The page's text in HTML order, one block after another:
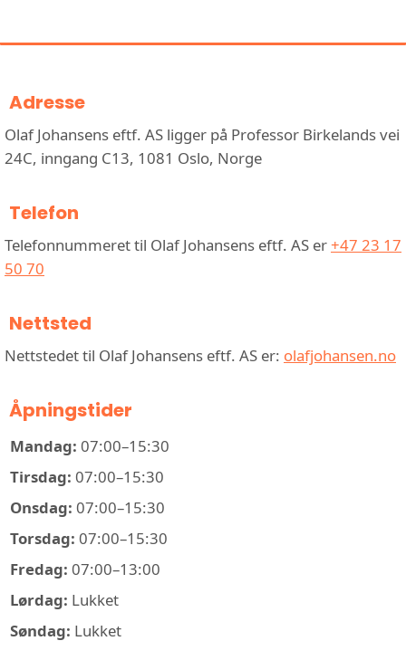
Adresse
Olaf Johansens eftf. AS ligger på Professor Birkelands vei
24C, inngang C13, 1081 Oslo, Norge
Telefon
Telefonnummeret til Olaf Johansens eftf. AS er+47 23 17
50 70
Nettsted
Nettstedet til Olaf Johansens eftf. AS er: olafjohansen.no
Åpningstider
Mandag: 07:00–15:30
Tirsdag: 07:00–15:30
Onsdag: 07:00–15:30
Torsdag: 07:00–15:30
Fredag: 07:00–13:00
Lørdag: Lukket
Søndag: Lukket